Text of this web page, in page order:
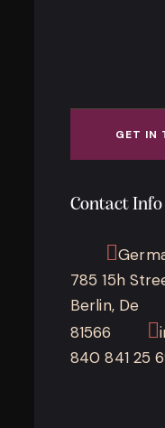
Contact Info
785 15h
Berlin, De
81566
840 841 25